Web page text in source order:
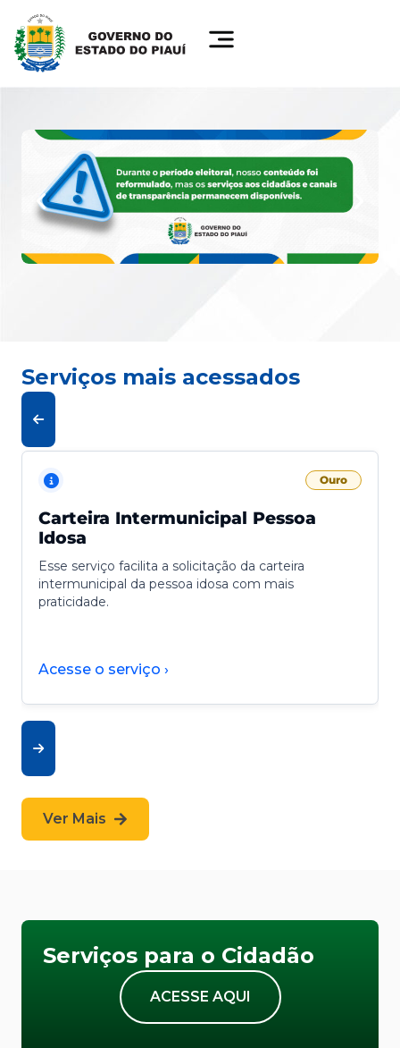
Serviços mais acessados
Ouro
Carteira Intermunicipal Pessoa
Idosa
Esse serviço facilita a solicitação da carteira
intermunicipal da pessoa idosa com mais
praticidade.
Acesse o serviço ›
Ver Mais
Serviços para o Cidadão
ACESSE AQUI